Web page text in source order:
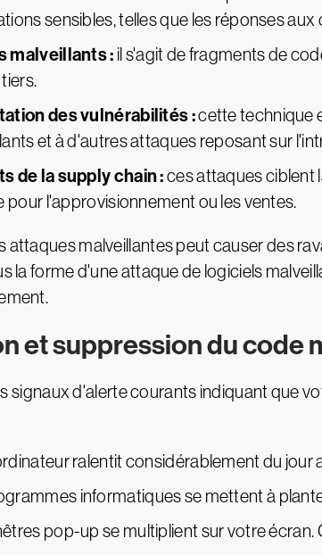
sensibles, telles que les réponses
malveillants : il s'agit de fragments de
des vulnérabilités :cette technique
et à d'autres attaques reposant sur
de la supply chain :ces attaques ciblent
pour l'approvisionnement ou les ventes.
attaques malveillantes peut causer des
la forme d'une attaque de logiciels
et suppression du code
signaux d'alerte courants indiquant que
ralentit considérablement du jour
informatiques se mettent à
pop-up se multiplient sur votre